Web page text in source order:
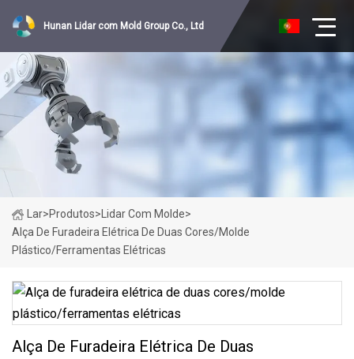
Hunan Lidar com Mold Group Co., Ltd
Lar>Produtos> Lidar Com Molde>
Alça De Furadeira Elétrica De Duas Cores/molde
Plástico/ferramentas Elétricas
Alça De Furadeira Elétrica De Duas